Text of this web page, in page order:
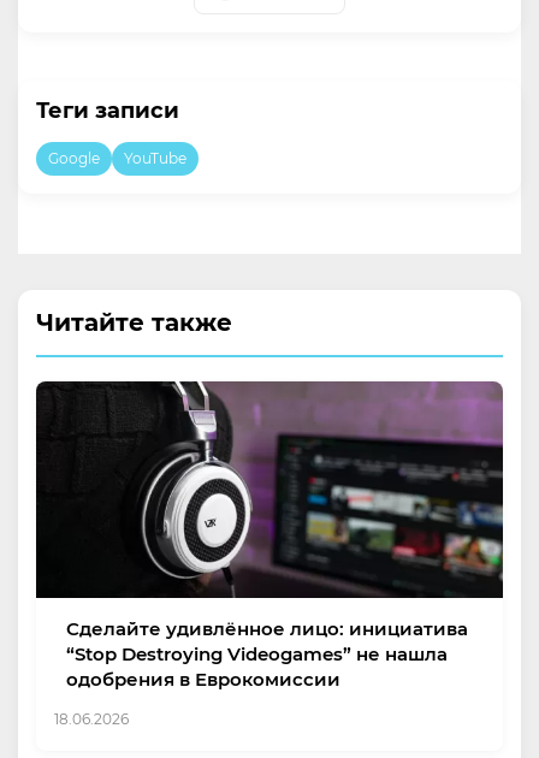
Теги записи
Google YouTube
Читайте также
Сделайте удивлённое лицо: инициатива
“Stop Destroying Videogames” не нашла
одобрения в Еврокомиссии
18.06.2026